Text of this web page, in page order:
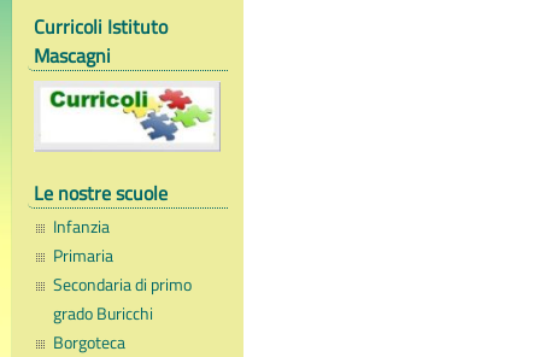
Curricoli Istituto
Mascagni
Le nostre scuole
Infanzia
Primaria
Secondaria di primo
grado Buricchi
Borgoteca